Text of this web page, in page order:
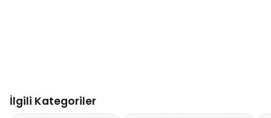
İlgili Kategoriler